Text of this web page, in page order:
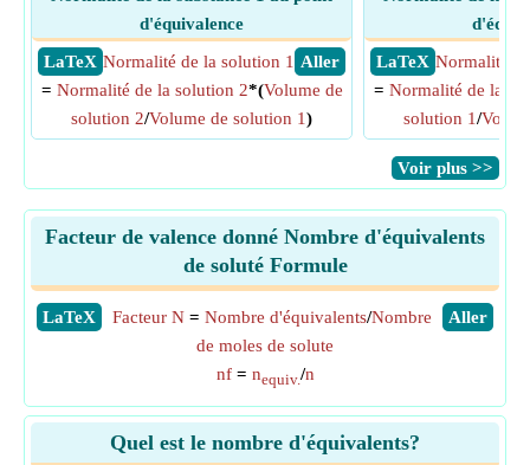
d'équivalence
​ LaTeX
​ Aller
Normalité de la solution 1
= Normalité de la solution 2*(Volume de
solution 2/Volume de solution 1)
​ LaTeX Normalité
= Normalité de la
solution 1/
​Voir plus >>
Facteur de valence donné Nombre d'équivalents
de soluté Formule
​LaTeX ​Aller
Facteur N = Nombre d'équivalents/Nombre
de moles de solute
nf= nequiv./n
Quel est le nombre d'équivalents?